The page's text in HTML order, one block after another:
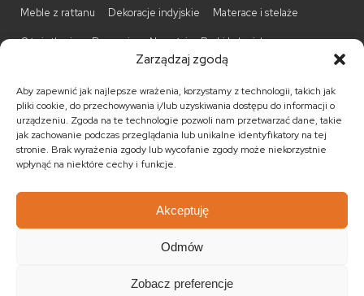
Zarządzaj zgodą
Aby zapewnić jak najlepsze wrażenia, korzystamy z technologii, takich jak
pliki cookie, do przechowywania i/lub uzyskiwania dostępu do informacji o
urządzeniu. Zgoda na te technologie pozwoli nam przetwarzać dane, takie
jak zachowanie podczas przeglądania lub unikalne identyfikatory na tej
stronie. Brak wyrażenia zgody lub wycofanie zgody może niekorzystnie
wpłynąć na niektóre cechy i funkcje.
Akceptuję
Odmów
Zobacz preferencje
Meble z rattanu Dekoracje indyjskie Materace i stelaże
Oświetlenie Promocje Nowości Barki kolonialne
Komody kolonialne Krzesła kolonialne
Kufry indyjskie Ławki kolonialne Łóżka kolonialne
Parawany kolonialne Półki kolonialne Regały kolonialne
Stojaki na CD Stoliki kawowe Stoliki nocne
MEBLE ŚWIATA